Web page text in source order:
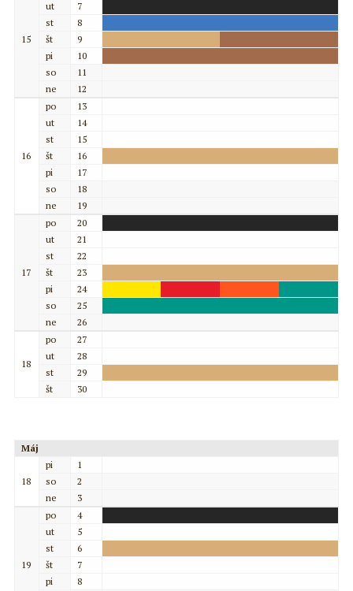
15
ut
7
st
8
št
9
pi
10
so
11
ne
12
16
po
13
ut
14
st
15
št
16
pi
17
so
18
ne
19
17
po
20
ut
21
st
22
št
23
pi
24
so
25
ne
26
18
po
27
ut
28
st
29
št
30
Máj
18
pi
1
so
2
ne
3
19
po
4
ut
5
st
6
št
7
pi
8